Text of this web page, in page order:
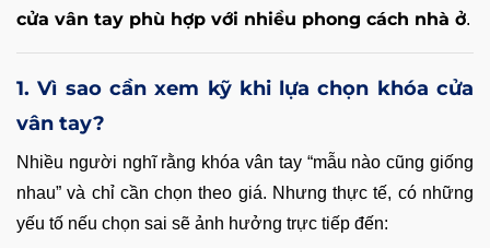
cửa vân tay phù hợp với nhiều phong cách nhà ở.
1. Vì sao cần xem kỹ khi lựa chọn khóa cửa
vân tay?
Nhiều người nghĩ rằng khóa vân tay “mẫu nào cũng giống
nhau” và chỉ cần chọn theo giá. Nhưng thực tế, có những
yếu tố nếu chọn sai sẽ ảnh hưởng trực tiếp đến: